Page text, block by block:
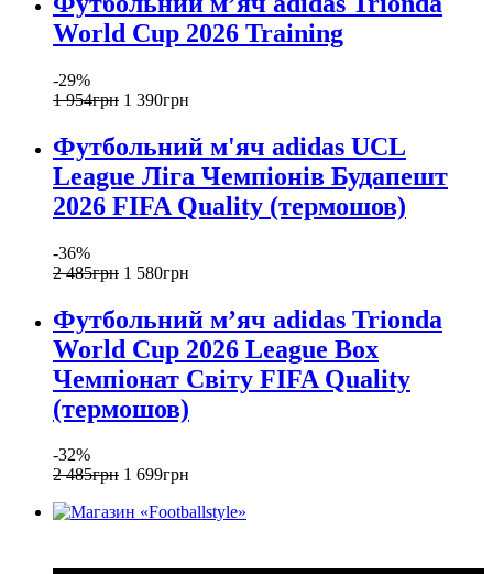
World Cup 2026 Training
-29%
1 954грн 1 390грн
Футбольний м'яч adidas UCL
League Ліга Чемпіонів Будапешт
2026 FIFA Quality (термошов)
-36%
2 485грн 1 580грн
Футбольний м’яч adidas Trionda
World Cup 2026 League Box
Чемпіонат Світу FIFA Quality
(термошов)
-32%
2 485грн 1 699грн